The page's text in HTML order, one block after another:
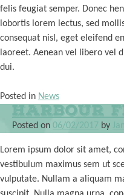
felis feugiat semper. Donec
lobortis lorem lectus, sed
consequat nisl, eget eleifend
laoreet. Aenean vel libero vel
dui.
Posted in News
Harbour
Posted on 06/02/2017 by
Lorem ipsum dolor sit amet,
vestibulum maximus sem ut
vulputate. Nullam a aliquam